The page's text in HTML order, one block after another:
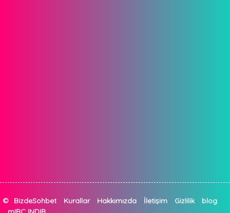
© BizdeSohbet Kurallar Hakkımızda İletişim Gizlilik
blog